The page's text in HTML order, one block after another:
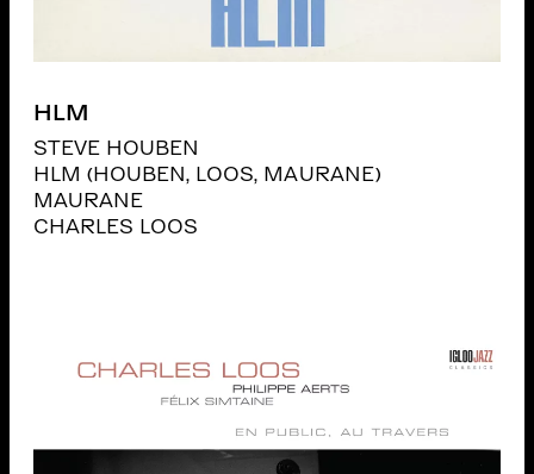
HLM
STEVE HOUBEN
HLM (HOUBEN, LOOS, MAURANE)
MAURANE
CHARLES LOOS